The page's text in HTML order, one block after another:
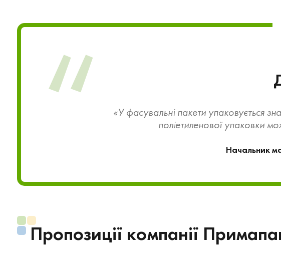
«У фасувальні пакети упаковується
поліетиленової упаковки
Начальник
Пропозиції компанії